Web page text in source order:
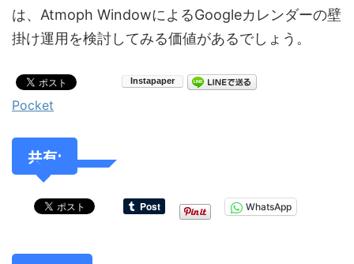
は、Atmoph WindowによるGoogleカレンダーの壁
掛け運用を検討してみる価値があるでしょう。
Pocket
共有:
WhatsApp